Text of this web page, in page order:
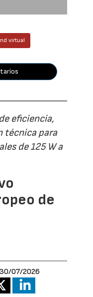
virtual
eficiencia,
técnica para
de 125 W a
de
30/07/2026